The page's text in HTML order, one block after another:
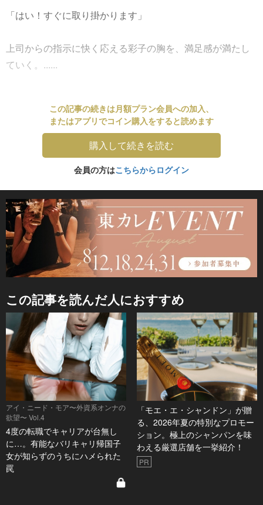
「はい！すぐに取り掛かります」
上司からの指示に快く応える彩子の胸を、満足感が満たし
ていく。......
この記事の続きは月額プラン会員への加入、
またはアプリでコイン購入をすると読めます
購入して続きを読む
会員の方はこちらからログイン
この記事を読んだ人におすすめ
アイ・ニード・モア〜外資系オンナの
欲望〜 Vol.4
4度の転職でキャリアが台無し
に…。有能なバリキャリ帰国子
女が知らずのうちにハメられた
罠
「モエ・エ・シャンドン」が贈
る、2026年夏の特別なプロモー
ション。極上のシャンパンを味
わえる厳選店舗を一挙紹介！
PR